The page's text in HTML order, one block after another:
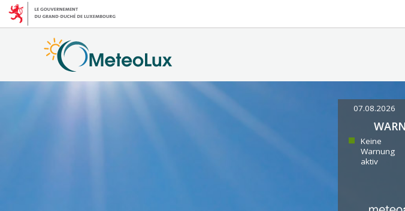
07.08.2026
Keine
Warnung
aktiv